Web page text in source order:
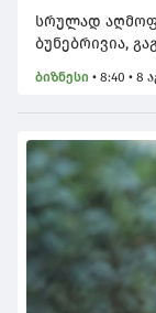
პირველი 6
სრულად
ბუნებრივია,
ეკონომიკურ
საქართველოს
კობახიძემ
საკრედიტო
ბიზნესი • 8:40 • 8